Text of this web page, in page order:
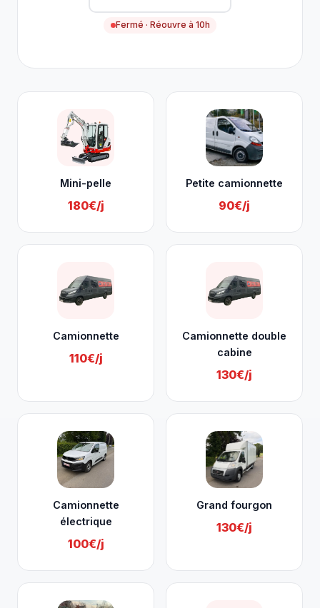
Fermé · Réouvre à 10h
Mini-pelle
180€/j
Petite camionnette
90€/j
Camionnette
110€/j
Camionnette double
cabine
130€/j
Camionnette
électrique
100€/j
Grand fourgon
130€/j